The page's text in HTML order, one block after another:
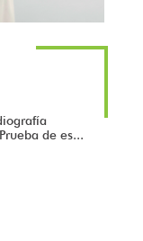
de es...